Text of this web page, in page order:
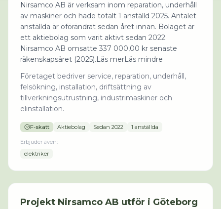
Nirsamco AB är verksam inom reparation, underhåll
av maskiner och hade totalt 1 anställd 2025. Antalet
anställda är oförändrat sedan året innan. Bolaget är
ett aktiebolag som varit aktivt sedan 2022.
Nirsamco AB omsatte 337 000,00 kr senaste
räkenskapsåret (2025).Läs merLäs mindre
Företaget bedriver service, reparation, underhåll,
felsökning, installation, driftsättning av
tillverkningsutrustning, industrimaskiner och
elinstallation.
F-skatt Aktiebolag Sedan 2022 1 anställda
Erbjuder även:
elektriker
Projekt Nirsamco AB utför i Göteborg